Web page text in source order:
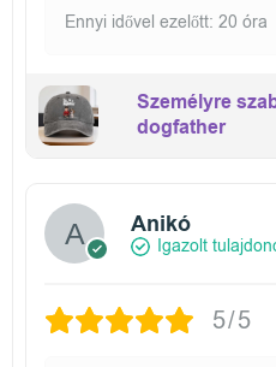
Ennyi idővel ezelőtt: 20 óra
Személyre
dogfather
Anikó
Igazolt
5/5